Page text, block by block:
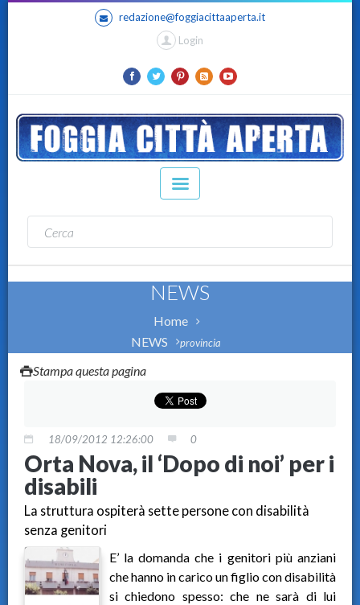
redazione@foggiacittaaperta.it
Login
NEWS
Home
NEWS
provincia
Stampa questa pagina
18/09/2012 12:26:00 0
Orta Nova, il ‘Dopo di noi’ per i
disabili
La struttura ospiterà sette persone con disabilità
senza genitori
E’ la domanda che i genitori più anziani
che hanno in carico un figlio con disabilità
si chiedono spesso: che ne sarà di lui